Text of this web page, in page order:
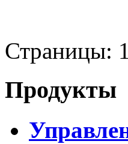
Страницы: 1
Продукты